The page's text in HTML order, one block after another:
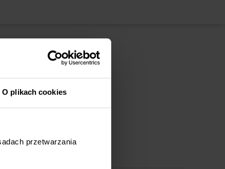
O plikach cookies
przetwarzania
53878)
(kod: 54028)